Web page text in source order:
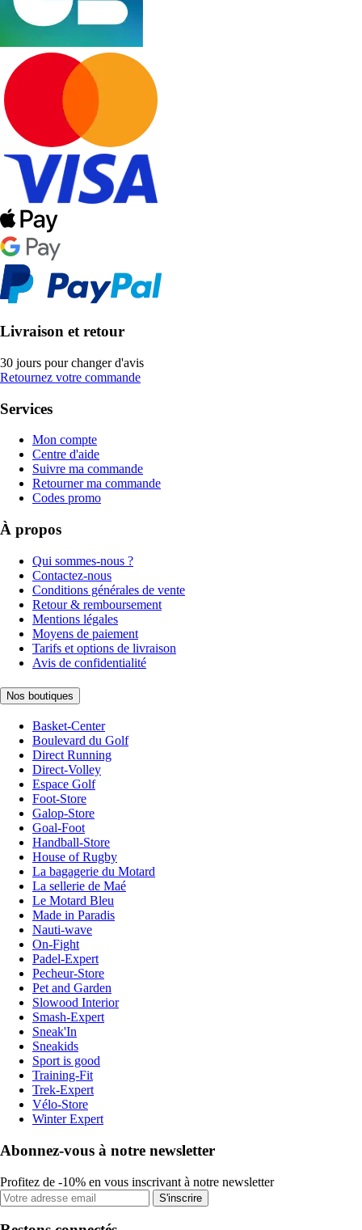
Livraison et retour
30 jours pour changer d'avis
Retournez votre commande
Services
Mon compte
Centre d'aide
Suivre ma commande
Retourner ma commande
Codes promo
À propos
Qui sommes-nous ?
Contactez-nous
Conditions générales de vente
Retour & remboursement
Mentions légales
Moyens de paiement
Tarifs et options de livraison
Avis de confidentialité
Nos boutiques
Basket-Center
Boulevard du Golf
Direct Running
Direct-Volley
Espace Golf
Foot-Store
Galop-Store
Goal-Foot
Handball-Store
House of Rugby
La bagagerie du Motard
La sellerie de Maé
Le Motard Bleu
Made in Paradis
Nauti-wave
On-Fight
Padel-Expert
Pecheur-Store
Pet and Garden
Slowood Interior
Smash-Expert
Sneak'In
Sneakids
Sport is good
Training-Fit
Trek-Expert
Vélo-Store
Winter Expert
Abonnez-vous à notre newsletter
Profitez de -10% en vous inscrivant à notre newsletter
S'inscrire